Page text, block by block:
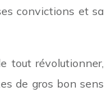
convictions et sa
tout révolutionner,
de gros bon sens